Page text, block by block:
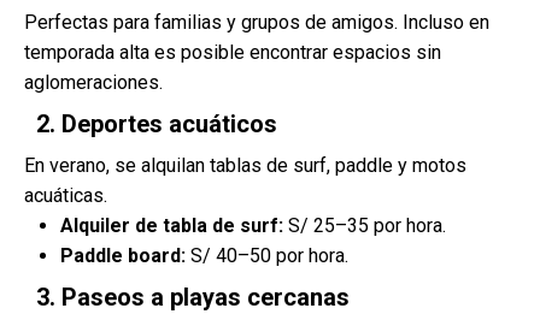
Perfectas para familias y grupos de amigos. Incluso en
temporada alta es posible encontrar espacios sin
aglomeraciones.
2. Deportes acuáticos
En verano, se alquilan tablas de surf, paddle y motos
acuáticas.
Alquiler de tabla de surf: S/ 25–35 por hora.
Paddle board: S/ 40–50 por hora.
3. Paseos a playas cercanas